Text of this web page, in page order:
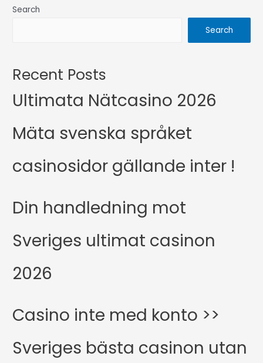
Search
Search
Recent Posts
Ultimata Nätcasino 2026
Mäta svenska språket
casinosidor gällande inter !
Din handledning mot
Sveriges ultimat casinon
2026
Casino inte med konto >>
Sveriges bästa casinon utan